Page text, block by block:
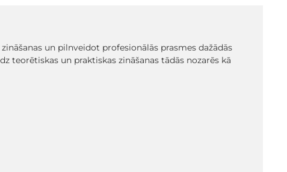
un pilnveidot profesionālās prasmes dažādās
teorētiskas un praktiskas zināšanas tādās nozarēs kā